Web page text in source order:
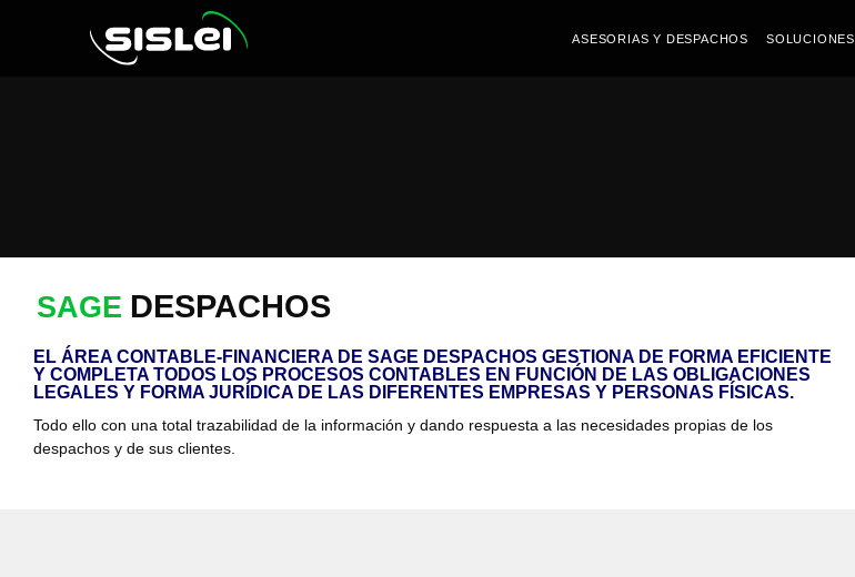
ASESORIAS Y DESPACHOS SOLUCIONES
SAGE DESPACHOS
EL ÁREA CONTABLE-FINANCIERA DE SAGE DESPACHOS GESTIONA DE FORMA EFICIENTE
Y COMPLETA TODOS LOS PROCESOS CONTABLES EN FUNCIÓN DE LAS OBLIGACIONES
LEGALES Y FORMA JURÍDICA DE LAS DIFERENTES EMPRESAS Y PERSONAS FÍSICAS.
Todo ello con una total trazabilidad de la información y dando respuesta a las necesidades propias de los
despachos y de sus clientes.